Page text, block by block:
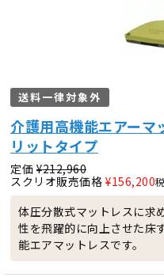
送料一律対象外
介護用高機能エアーマ
リットタイプ
定価 ¥212,960
スクリオ販売価格 ¥156,200
体圧分散式マットレスに求
性を飛躍的に向上させた床
能エアマットレスです。